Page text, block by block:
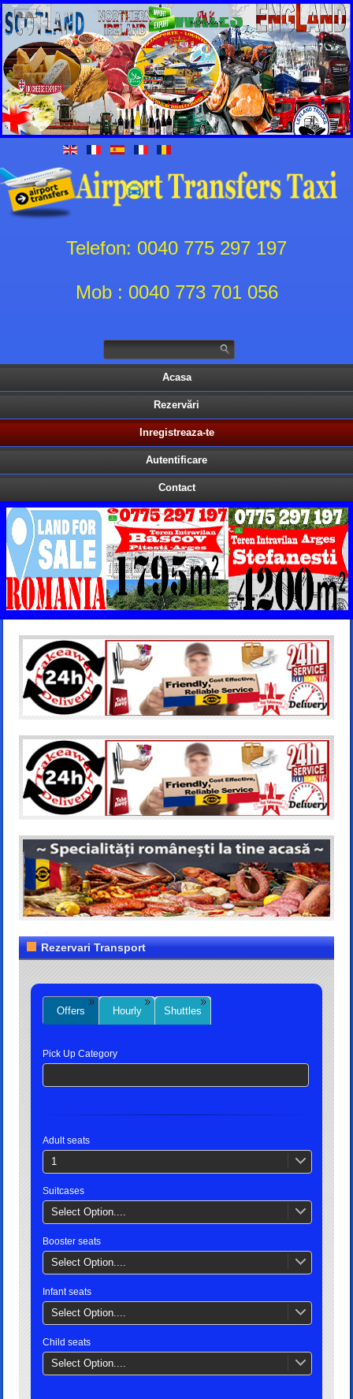
Telefon: 0040 775 297 197
Mob : 0040 773 701 056
Acasa
Rezervări
Inregistreaza-te
Autentificare
Contact
Rezervari Transport
Offers Hourly Shuttles
Pick Up Category
Adult seats
1
Suitcases
Select Option....
Booster seats
Select Option....
Infant seats
Select Option....
Child seats
Select Option....